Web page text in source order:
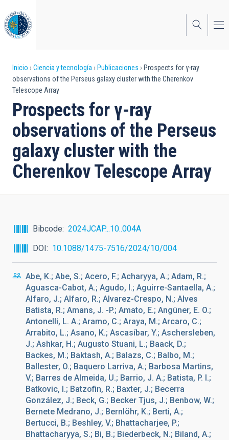
al
contenido
principal
Sobrescribir
enlaces
de
ayuda
a
la
navegación
Inicio Ciencia y tecnología Publicaciones
Prospects for γ-ray
observations of the Perseus galaxy cluster with the Cherenkov
Telescope Array
Prospects for γ-ray
observations of the Perseus
galaxy cluster with the
Cherenkov Telescope Array
Bibcode
2024JCAP...10..004A
DOI
10.1088/1475-7516/2024/10/004
Abe, K.; Abe, S.; Acero, F.; Acharyya, A.; Adam, R.;
Aguasca-Cabot, A.; Agudo, I.; Aguirre-Santaella, A.;
Alfaro, J.; Alfaro, R.; Alvarez-Crespo, N.; Alves
Batista, R.; Amans, J. -P.; Amato, E.; Angüner, E. O.;
Antonelli, L. A.; Aramo, C.; Araya, M.; Arcaro, C.;
Arrabito, L.; Asano, K.; Ascasíbar, Y.; Aschersleben,
J.; Ashkar, H.; Augusto Stuani, L.; Baack, D.;
Backes, M.; Baktash, A.; Balazs, C.; Balbo, M.;
Ballester, O.; Baquero Larriva, A.; Barbosa Martins,
V.; Barres de Almeida, U.; Barrio, J. A.; Batista, P. I.;
Batkovic, I.; Batzofin, R.; Baxter, J.; Becerra
González, J.; Beck, G.; Becker Tjus, J.; Benbow, W.;
Bernete Medrano, J.; Bernlöhr, K.; Berti, A.;
Bertucci, B.; Beshley, V.; Bhattacharjee, P.;
Bhattacharyya, S.; Bi, B.; Biederbeck, N.; Biland, A.;